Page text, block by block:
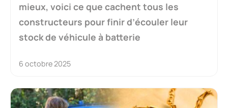
mieux, voici ce que cachent tous les
constructeurs pour finir d’écouler leur
stock de véhicule à batterie
6 octobre 2025